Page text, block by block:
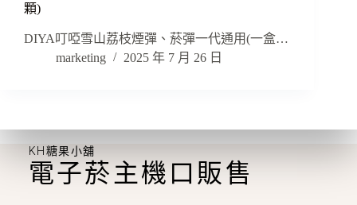
顆)
DIYA叮啞雪山荔枝煙彈、菸彈一代通用(一盒…
marketing
2025 年 7 月 26 日
KH糖果小舖
電子菸主機口販售